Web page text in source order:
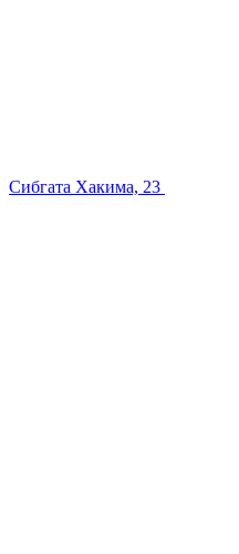
Сибгата Хакима, 23